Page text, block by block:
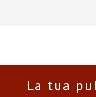
La tua